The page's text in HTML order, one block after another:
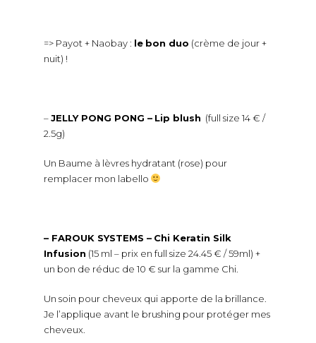
=> Payot + Naobay : le bon duo (crème de jour +
nuit) !
–JELLY PONG PONG – Lip blush (full size 14 € /
2.5g)
Un Baume à lèvres hydratant (rose) pour
remplacer mon labello
– FAROUK SYSTEMS – Chi Keratin Silk
Infusion (15 ml – prix en full size 24.45 € / 59ml) +
un bon de réduc de 10 € sur la gamme Chi.
Un soin pour cheveux qui apporte de la brillance.
Je l’applique avant le brushing pour protéger mes
cheveux.